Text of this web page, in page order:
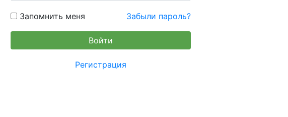
Запомнить меня Забыли пароль?
Регистрация